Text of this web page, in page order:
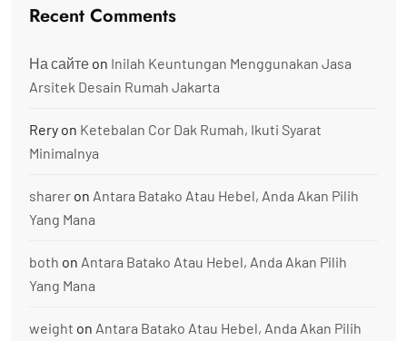
Recent Comments
На сайте on Inilah Keuntungan Menggunakan Jasa
Arsitek Desain Rumah Jakarta
Rery on Ketebalan Cor Dak Rumah, Ikuti Syarat
Minimalnya
sharer on Antara Batako Atau Hebel, Anda Akan Pilih
Yang Mana
both on Antara Batako Atau Hebel, Anda Akan Pilih
Yang Mana
weight on Antara Batako Atau Hebel, Anda Akan Pilih